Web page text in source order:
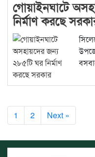
গোয়াইনঘাটে
নির্মাণ করছে
1 2 Next »